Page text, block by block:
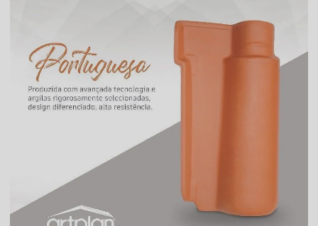
Telha de cimento preço
Telha de cimento resinada
Telha cinza escuro
Telha cinza esmaltada
Telha cinza grafite